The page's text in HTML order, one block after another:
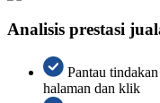
Analisis prestasi
Pantau
halaman dan klik